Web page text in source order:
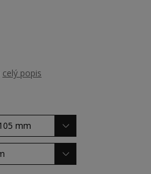
celý popis